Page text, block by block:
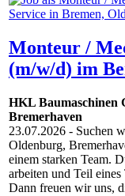
Monteur /
(m/w/d) im
HKL Baumaschinen
Bremerhaven
23.07.2026 - Suchen
Oldenburg,
einem starken Team.
arbeiten und Teil eines
Dann freuen wir uns,